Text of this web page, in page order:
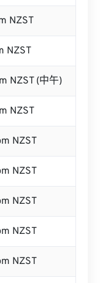
NZST
NZST
NZST (中午)
NZST
NZST
NZST
NZST
NZST
NZST